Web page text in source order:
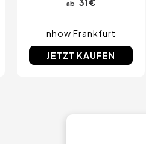
ab 31 €
nhow Frankfurt
JETZT KAUFEN